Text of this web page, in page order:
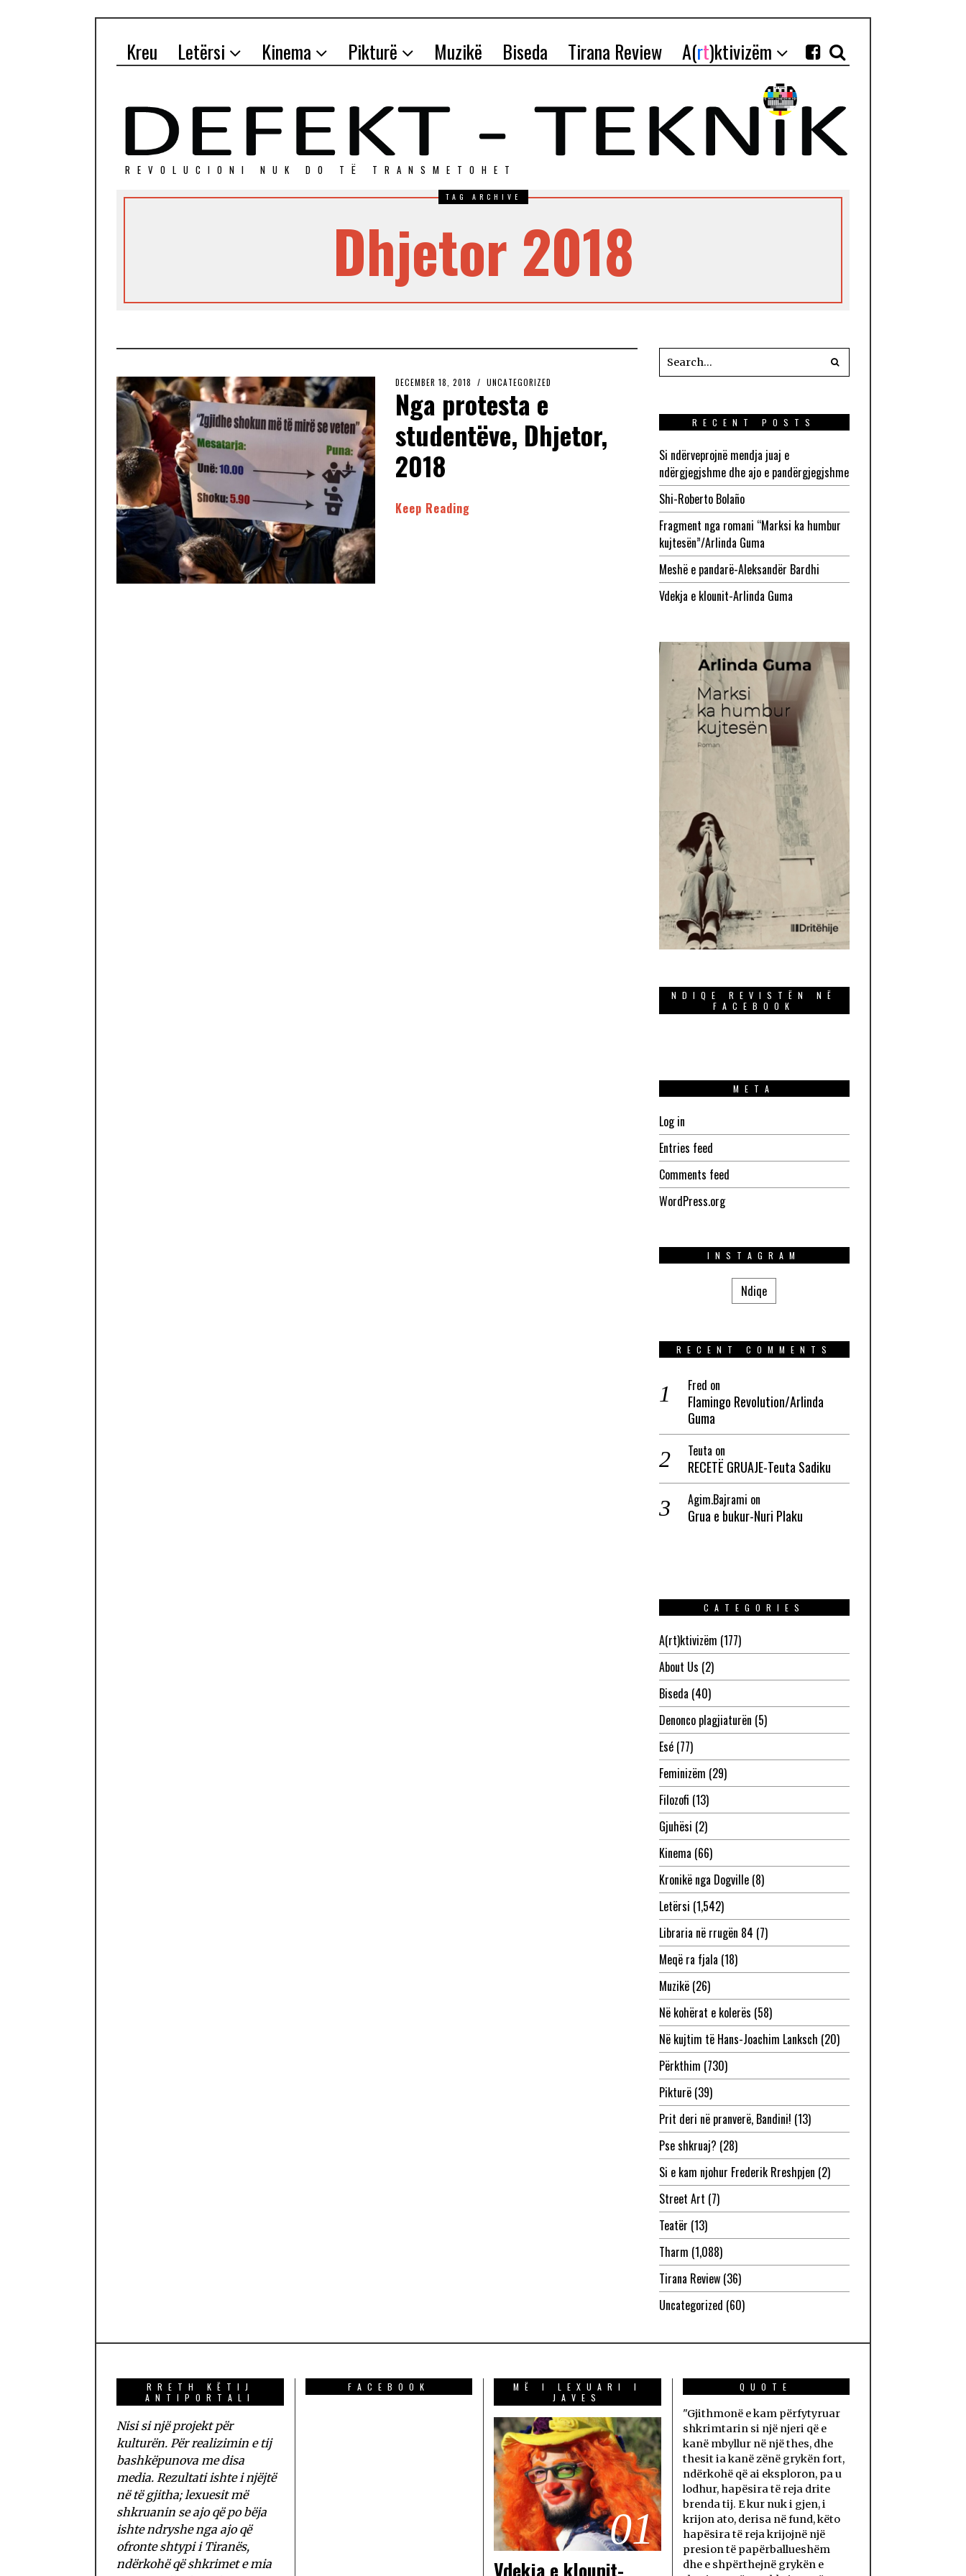
Kreu Letërsi Kinema Pikturë Muzikë Biseda Tirana Review A(rt)ktivizëm
REVOLUCIONI NUK DO TЁ TRANSMETOHET
TAG ARCHIVE
Dhjetor 2018
DECEMBER 18, 2018 UNCATEGORIZED
Nga protesta e
studentëve, Dhjetor,
2018
Keep Reading
RECENT POSTS
Si ndërveprojnë mendja juaj e
ndërgjegjshme dhe ajo e pandërgjegjshme
Shi-Roberto Bolaño
Fragment nga romani “Marksi ka humbur
kujtesën”/Arlinda Guma
Meshë e pandarë-Aleksandër Bardhi
Vdekja e klounit-Arlinda Guma
NDIQE REVISTËN NË
FACEBOOK
META
Log in
Entries feed
Comments feed
WordPress.org
INSTAGRAM
Ndiqe
RECENT COMMENTS
Fred on
Flamingo Revolution/Arlinda
Guma
Teuta on
RECETË GRUAJE-Teuta Sadiku
Agim.Bajrami on
Grua e bukur-Nuri Plaku
CATEGORIES
A(rt)ktivizëm (177)
About Us (2)
Biseda (40)
Denonco plagjiaturën (5)
Esé(77)
Feminizëm (29)
Filozofi (13)
Gjuhësi (2)
Kinema (66)
Kronikë nga Dogville(8)
Letërsi (1,542)
Libraria në rrugën 84 (7)
Meqë ra fjala (18)
Muzikë(26)
Në kohërat e kolerës (58)
Në kujtim të Hans-Joachim Lanksch (20)
Përkthim (730)
Pikturë(39)
Prit deri në pranverë, Bandini! (13)
Pse shkruaj? (28)
Si e kam njohur Frederik Rreshpjen (2)
Street Art (7)
Teatër (13)
Tharm (1,088)
Tirana Review(36)
Uncategorized (60)
RRETH KËTIJ
ANTIPORTALI
Nisi si një projekt për
kulturën. Për realizimin e tij
bashkëpunova me disa
media. Rezultati ishte i njëjtë
në të gjitha; lexuesit më
shkruanin se ajo që po bëja
ishte ndryshe nga ajo që
ofronte shtypi i Tiranës,
ndërkohë që shkrimet e mia
FACEBOOK
MË I LEXUARI I
JAVES
01
Vdekja e klounit-
QUOTE
"Gjithmonë e kam përfytyruar
shkrimtarin si një njeri që e
kanë mbyllur në një thes, dhe
thesit ia kanë zënë grykën fort,
ndërkohë që ai eksploron, pa u
lodhur, hapësira të reja drite
brenda tij. E kur nuk i gjen, i
krijon ato, derisa në fund, këto
hapësira të reja krijojnë një
presion të papërballueshëm
dhe e shpërthejnë grykën e